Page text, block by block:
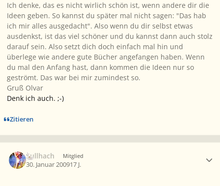
Ich denke, das es nicht wirlich schön ist, wenn andere dir die
Ideen geben. So kannst du später mal nicht sagen: "Das hab
ich mir alles ausgedacht". Also wenn du dir selbst etwas
ausdenkst, ist das viel schöner und du kannst dann auch stolz
darauf sein. Also setzt dich doch einfach mal hin und
überlege wie andere gute Bücher angefangen haben. Wenn
du mal den Anfang hast, dann kommen die Ideen nur so
geströmt. Das war bei mir zumindest so.
Gruß Olvar
Denk ich auch. ;-)
Zitieren
Sullhach Mitglied
30. Januar 200917 J.